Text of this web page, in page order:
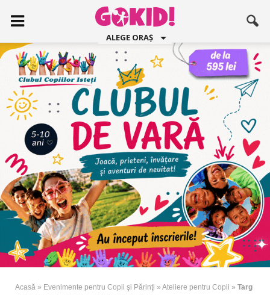
ALEGE ORAȘ
Acasă » Evenimente pentru Copii şi Părinţi » Ateliere pentru Copii » Targ